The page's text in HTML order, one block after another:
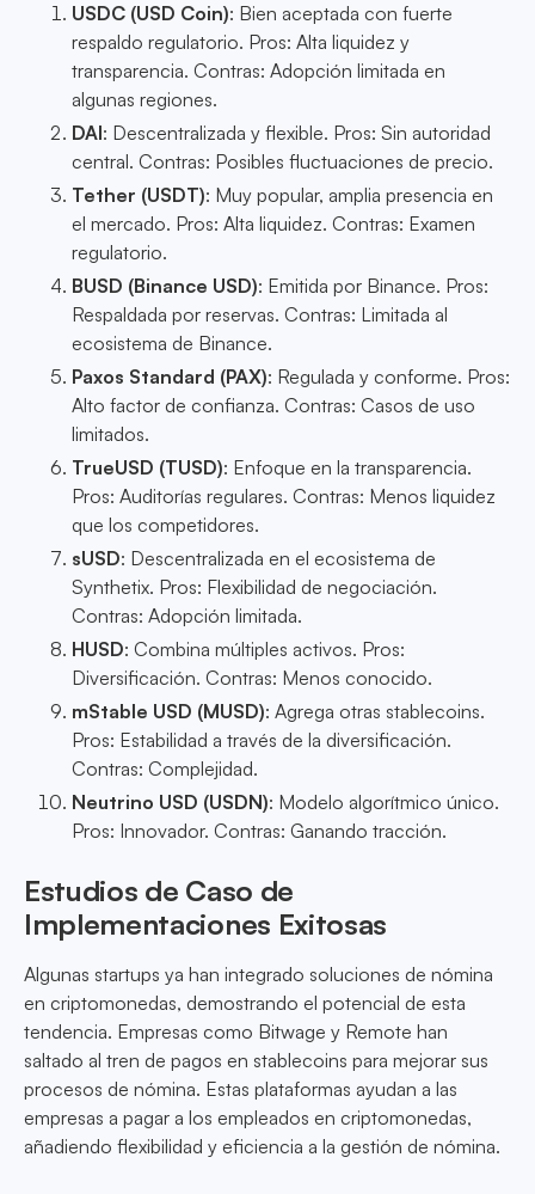
USDC (USD Coin): Bien aceptada con fuerte
respaldo regulatorio. Pros: Alta liquidez y
transparencia. Contras: Adopción limitada en
algunas regiones.
DAI: Descentralizada y flexible. Pros: Sin autoridad
central. Contras: Posibles fluctuaciones de precio.
Tether (USDT): Muy popular, amplia presencia en
el mercado. Pros: Alta liquidez. Contras: Examen
regulatorio.
BUSD (Binance USD): Emitida por Binance. Pros:
Respaldada por reservas. Contras: Limitada al
ecosistema de Binance.
Paxos Standard (PAX): Regulada y conforme. Pros:
Alto factor de confianza. Contras: Casos de uso
limitados.
TrueUSD (TUSD): Enfoque en la transparencia.
Pros: Auditorías regulares. Contras: Menos liquidez
que los competidores.
sUSD: Descentralizada en el ecosistema de
Synthetix. Pros: Flexibilidad de negociación.
Contras: Adopción limitada.
HUSD: Combina múltiples activos. Pros:
Diversificación. Contras: Menos conocido.
mStable USD (MUSD): Agrega otras stablecoins.
Pros: Estabilidad a través de la diversificación.
Contras: Complejidad.
Neutrino USD (USDN): Modelo algorítmico único.
Pros: Innovador. Contras: Ganando tracción.
Estudios de Caso de
Implementaciones Exitosas
Algunas startups ya han integrado soluciones de nómina
en criptomonedas, demostrando el potencial de esta
tendencia. Empresas como Bitwage y Remote han
saltado al tren de pagos en stablecoins para mejorar sus
procesos de nómina. Estas plataformas ayudan a las
empresas a pagar a los empleados en criptomonedas,
añadiendo flexibilidad y eficiencia a la gestión de nómina.